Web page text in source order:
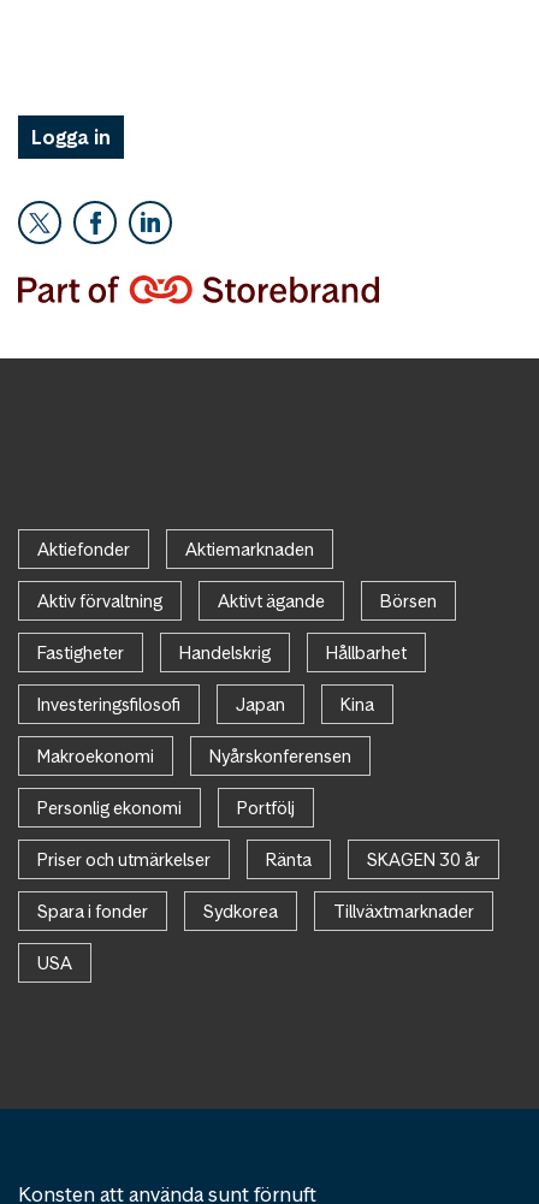
Logga in
Aktiefonder Aktiemarknaden
Aktiv förvaltning Aktivt ägande Börsen
Fastigheter Handelskrig Hållbarhet
Investeringsfilosofi Japan Kina
Makroekonomi Nyårskonferensen
Personlig ekonomi Portfölj
Priser och utmärkelser Ränta SKAGEN 30 år
Spara i fonder Sydkorea Tillväxtmarknader
USA
Konsten att använda sunt förnuft